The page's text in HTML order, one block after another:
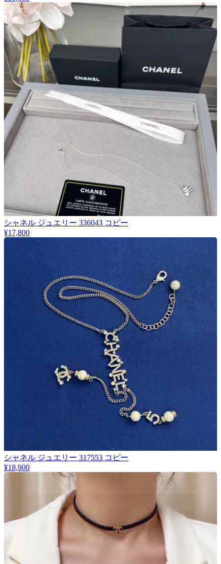
シャネル ジュエリー 336043 コピー
¥17,800
シャネル ジュエリー 317553 コピー
¥18,900